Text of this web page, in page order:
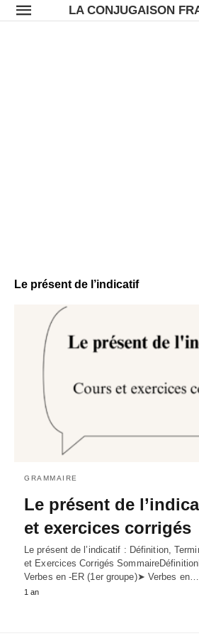
LA CONJUGAISON
Le présent de l’indicatif
GRAMMAIRE
Le présent de
et exercices corrigés
Le présent de l’indicatif : Définition,
et Exercices Corrigés
Verbes en -ER (1er groupe)➤ Verbes en…
1 an